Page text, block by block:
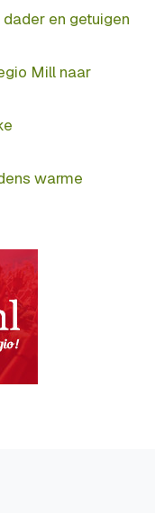
en getuigen
Mill naar
warme